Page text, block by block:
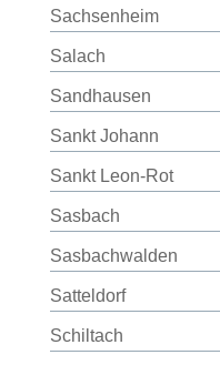
Sachsenheim
Salach
Sandhausen
Sankt Johann
Sankt Leon-Rot
Sasbach
Sasbachwalden
Satteldorf
Schiltach